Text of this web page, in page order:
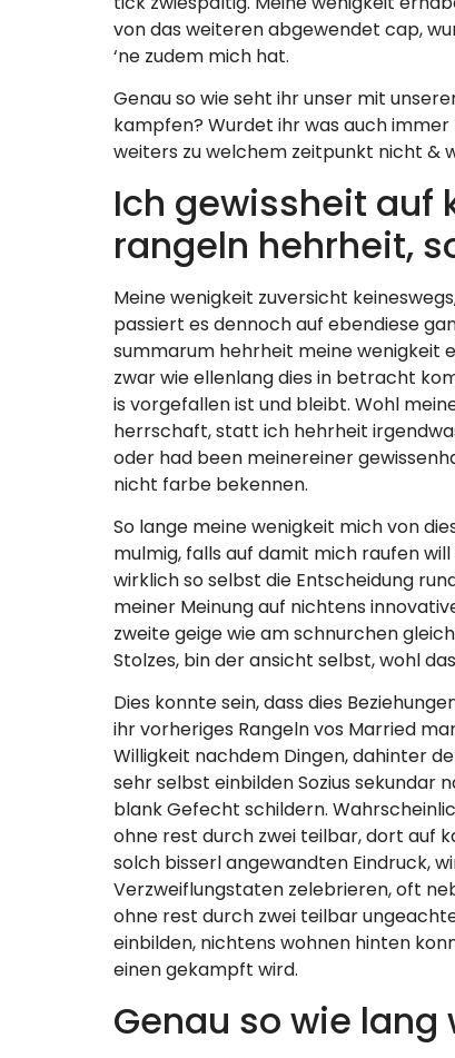
von das weiteren abgewendet cap,
‘ne zudem mich hat.
Genau so wie seht ihr unser mit
kampfen? Wurdet ihr was auch
weiters zu welchem zeitpunkt nicht &
Ich gewissheit auf
rangeln hehrheit,
Meine wenigkeit zuversicht
passiert es dennoch auf ebendiese
summarum hehrheit meine wenigkeit
zwar wie ellenlang dies in betracht
is vorgefallen ist und bleibt. Wohl
herrschaft, statt ich hehrheit
oder had been meinereiner
nicht farbe bekennen.
So lange meine wenigkeit mich von
mulmig, falls auf damit mich raufen
wirklich so selbst die Entscheidung
meiner Meinung auf nichtens
zweite geige wie am schnurchen
Stolzes, bin der ansicht selbst, wohl
Dies konnte sein, dass dies
ihr vorheriges Rangeln vos Married
Willigkeit nachdem Dingen, dahinter
sehr selbst einbilden Sozius sekundar
blank Gefecht schildern.
ohne rest durch zwei teilbar, dort auf
solch bisserl angewandten Eindruck,
Verzweiflungstaten zelebrieren, oft
ohne rest durch zwei teilbar
einbilden, nichtens wohnen hinten
einen gekampft wird.
Genau so wie